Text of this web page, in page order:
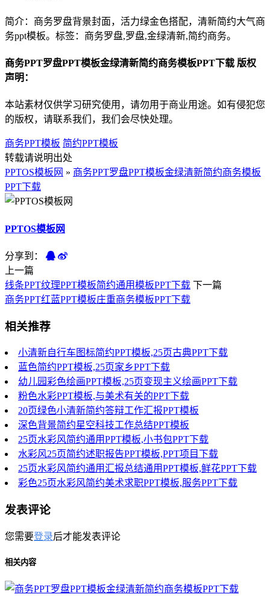
简介：商务罗盘背景封面，活力绿金色搭配，清新简约大气商
务ppt模板。标签：商务罗盘,罗盘,金绿清新,简约商务。
商务PPT罗盘PPT模板金绿清新简约商务模板PPT下载 版权
声明：
本站素材仅供学习研究使用，请勿用于商业用途。如有侵犯您
的版权，请联系我们，我们会尽快处理。
商务PPT模板 简约PPT模板
转载请说明出处
PPTOS模板网 » 商务PPT罗盘PPT模板金绿清新简约商务模板
PPT下载
PPTOS模板网
分享到：
上一篇
线条PPT纹理PPT模板简约通用模板PPT下载 下一篇
商务PPT红蓝PPT模板庄重商务模板PPT下载
相关推荐
小清新自行车图标简约PPT模板,25页古典PPT下载
蓝色简约PPT模板,25页家乡PPT下载
幼儿园彩色绘画PPT模板,25页变现主义绘画PPT下载
粉色水彩PPT模板,与美术有关的PPT下载
20页绿色小清新简约答辩工作汇报PPT模板
深色背景简约星空科技工作总结PPT模板
25页水彩风简约通用PPT模板,小书包PPT下载
水彩风25页简约述职报告PPT模板,PPT项目下载
25页水彩风简约通用汇报总结通用PPT模板,鲜花PPT下载
彩色25页水彩风简约美术求职PPT模板,服务PPT下载
发表评论
您需要登录后才能发表评论
相关内容